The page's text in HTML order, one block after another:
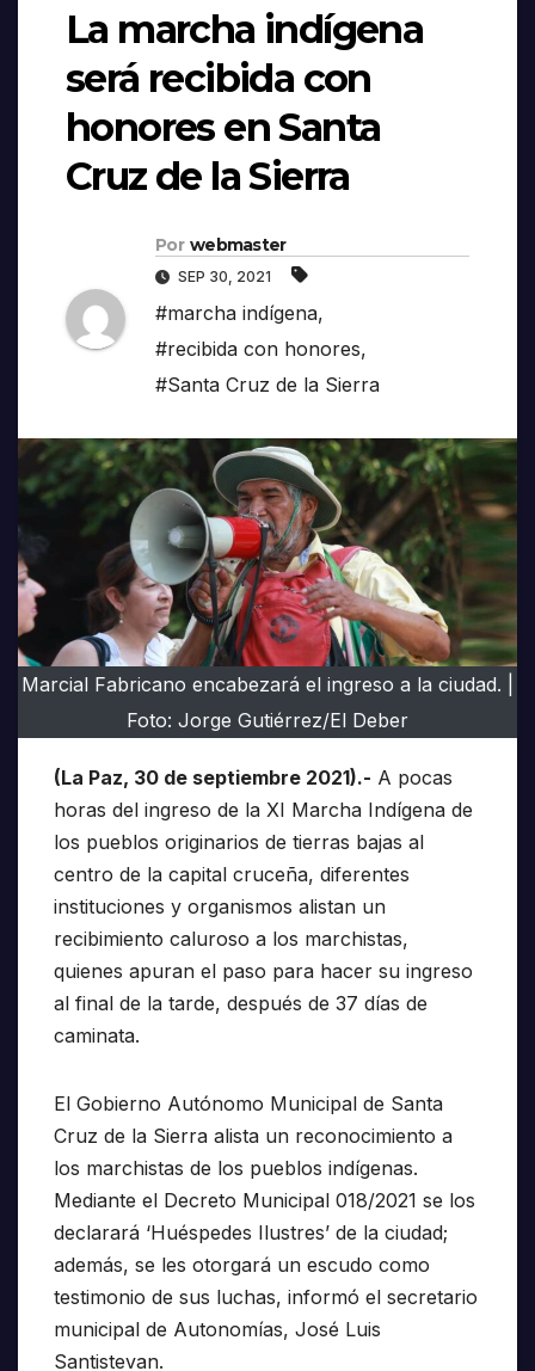
La marcha indígena
será recibida con
honores en Santa
Cruz de la Sierra
Por webmaster
SEP 30, 2021
#marcha indígena,
#recibida con honores,
#Santa Cruz de la Sierra
Marcial Fabricano encabezará el ingreso a la ciudad. |
Foto: Jorge Gutiérrez/El Deber
(La Paz, 30 de septiembre 2021).- A pocas
horas del ingreso de la XI Marcha Indígena de
los pueblos originarios de tierras bajas al
centro de la capital cruceña, diferentes
instituciones y organismos alistan un
recibimiento caluroso a los marchistas,
quienes apuran el paso para hacer su ingreso
al final de la tarde, después de 37 días de
caminata.
El Gobierno Autónomo Municipal de Santa
Cruz de la Sierra alista un reconocimiento a
los marchistas de los pueblos indígenas.
Mediante el Decreto Municipal 018/2021 se los
declarará ‘Huéspedes Ilustres’ de la ciudad;
además, se les otorgará un escudo como
testimonio de sus luchas, informó el secretario
municipal de Autonomías, José Luis
Santistevan.